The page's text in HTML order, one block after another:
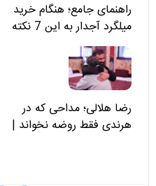
راهنمای جامع؛ هنگام خرید
میلگرد آجدار به این 7 نکته
توجه کنید
رضا هلالی؛ مداحی که در
هرندی فقط روضه نخواند |